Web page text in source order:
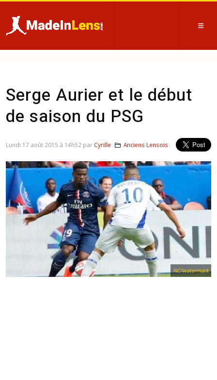
Serge Aurier et le début
de saison du PSG
NC/watermark
Lundi 17 août 2015 à 14h52 par Cyrille Anciens Lensois